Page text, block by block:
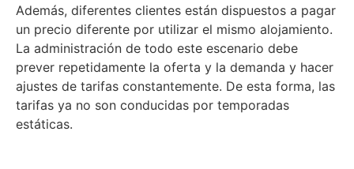
Además, diferentes clientes están dispuestos a pagar
un precio diferente por utilizar el mismo alojamiento.
La administración de todo este escenario debe
prever repetidamente la oferta y la demanda y hacer
ajustes de tarifas constantemente. De esta forma, las
tarifas ya no son conducidas por temporadas
estáticas.